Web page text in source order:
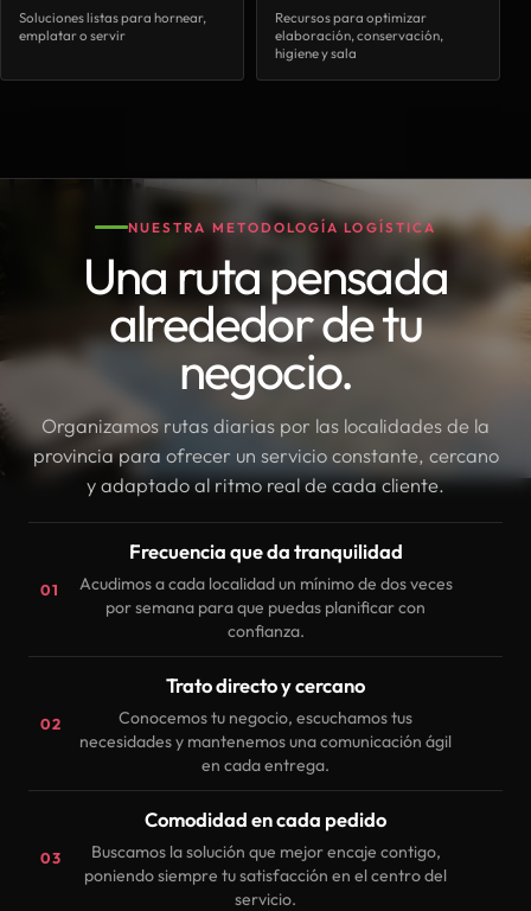
Soluciones listas para hornear,
emplatar o servir
Recursos para optimizar
elaboración, conservación,
higiene y sala
NUESTRA METODOLOGÍA LOGÍSTICA
Una ruta pensada
alrededor de tu
negocio.
Organizamos rutas diarias por las localidades de la
provincia para ofrecer un servicio constante, cercano
y adaptado al ritmo real de cada cliente.
01
Frecuencia que da tranquilidad
Acudimos a cada localidad un mínimo de dos veces
por semana para que puedas planificar con
confianza.
02
Trato directo y cercano
Conocemos tu negocio, escuchamos tus
necesidades y mantenemos una comunicación ágil
en cada entrega.
03
Comodidad en cada pedido
Buscamos la solución que mejor encaje contigo,
poniendo siempre tu satisfacción en el centro del
servicio.